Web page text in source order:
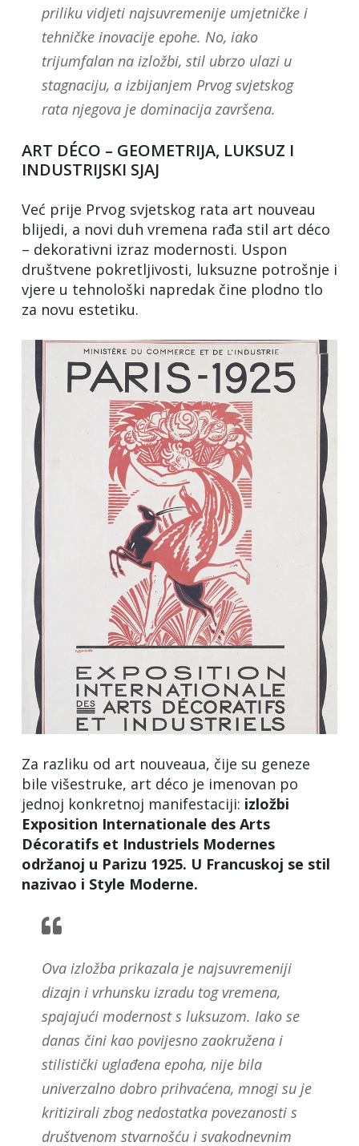
priliku vidjeti najsuvremenije umjetničke i
tehničke inovacije epohe. No, iako
trijumfalan na izložbi, stil ubrzo ulazi u
stagnaciju, a izbijanjem Prvog svjetskog
rata njegova je dominacija završena.
ART DÉCO – GEOMETRIJA, LUKSUZ I
INDUSTRIJSKI SJAJ
Već prije Prvog svjetskog rata art nouveau
blijedi, a novi duh vremena rađa stil art déco
– dekorativni izraz modernosti. Uspon
društvene pokretljivosti, luksuzne potrošnje i
vjere u tehnološki napredak čine plodno tlo
za novu estetiku.
Za razliku od art nouveaua, čije su geneze
bile višestruke, art déco je imenovan po
jednoj konkretnoj manifestaciji: izložbi
Exposition Internationale des Arts
Décoratifs et Industriels Modernes
održanoj u Parizu 1925. U Francuskoj se stil
nazivao i Style Moderne.
Ova izložba prikazala je najsuvremeniji
dizajn i vrhunsku izradu tog vremena,
spajajući modernost s luksuzom. Iako se
danas čini kao povijesno zaokružena i
stilistički uglađena epoha, nije bila
univerzalno dobro prihvaćena, mnogi su je
kritizirali zbog nedostatka povezanosti s
društvenom stvarnošću i svakodnevnim